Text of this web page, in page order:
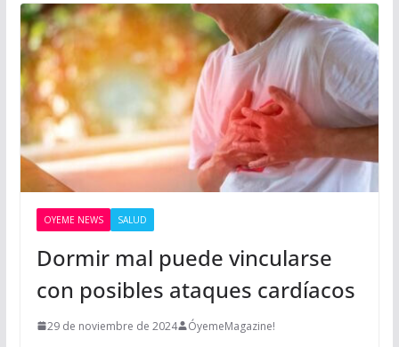
OYEME NEWS SALUD
Dormir mal puede vincularse
con posibles ataques cardíacos
29 de noviembre de 2024 ÓyemeMagazine!